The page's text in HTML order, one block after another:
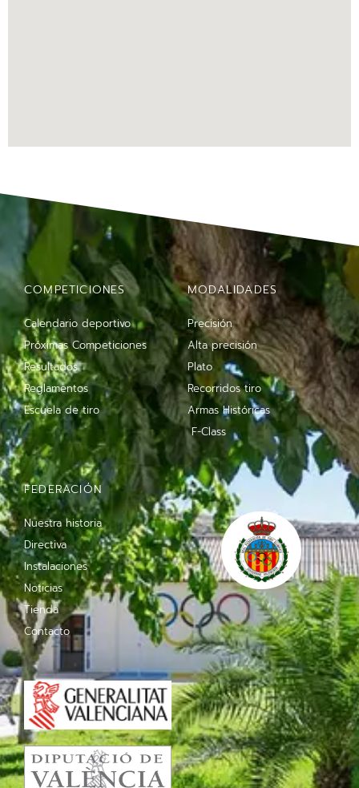
COMPETICIONES
Calendario deportivo
Próximas Competiciones
Resultados
Reglamentos
Escuela de tiro
MODALIDADES
Precisión
Alta precisión
Plato
Recorridos tiro
Armas Históricas
F-Class
FEDERACIÓN
Nuestra historia
Directiva
Instalaciones
Noticias
Tienda
Contacto